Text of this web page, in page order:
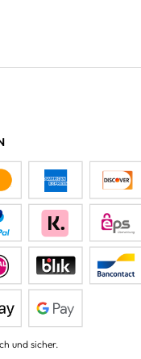
und sicher.